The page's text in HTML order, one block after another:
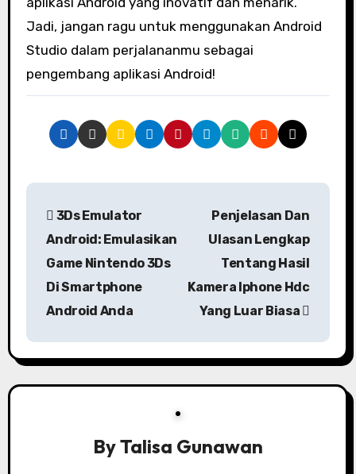
Jadi, jangan ragu untuk menggunakan Android
Studio dalam perjalananmu sebagai
pengembang aplikasi Android!
P
a
v
3Ds Emulator
Android: Emulasikan
Game Nintendo 3Ds
Di Smartphone
Android Anda
Penjelasan Dan
Ulasan Lengkap
Tentang Hasil
Kamera Iphone Hdc
Yang Luar Biasa
ByTalisa Gunawan